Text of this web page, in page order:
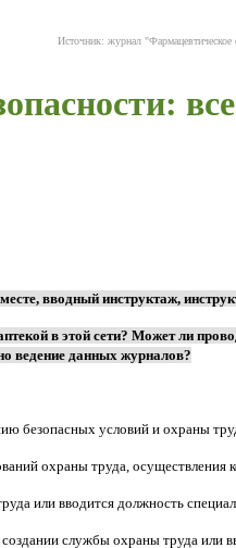
Источник: журнал
вводный инструктаж,
в этой сети? Может ли
ведение данных журналов?
безопасных условий и охраны
охраны труда,
или вводится должность
службы охраны труда или